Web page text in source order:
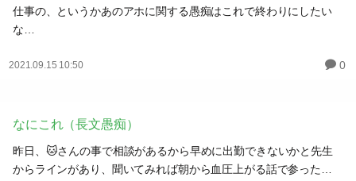
仕事の、というかあのアホに関する愚痴はこれで終わりにしたい
な…
2021.09.15 10:50 0
なにこれ（長文愚痴）
昨日、🐱さんの事で相談があるから早めに出勤できないかと先生
からラインがあり、聞いてみれば朝から血圧上がる話で参った…